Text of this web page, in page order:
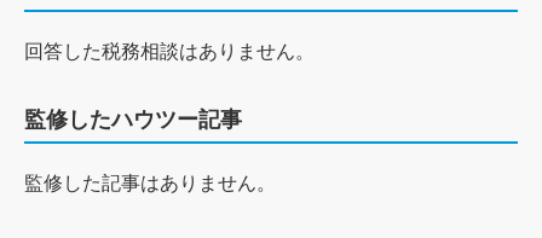
回答した税務相談はありません。
監修したハウツー記事
監修した記事はありません。